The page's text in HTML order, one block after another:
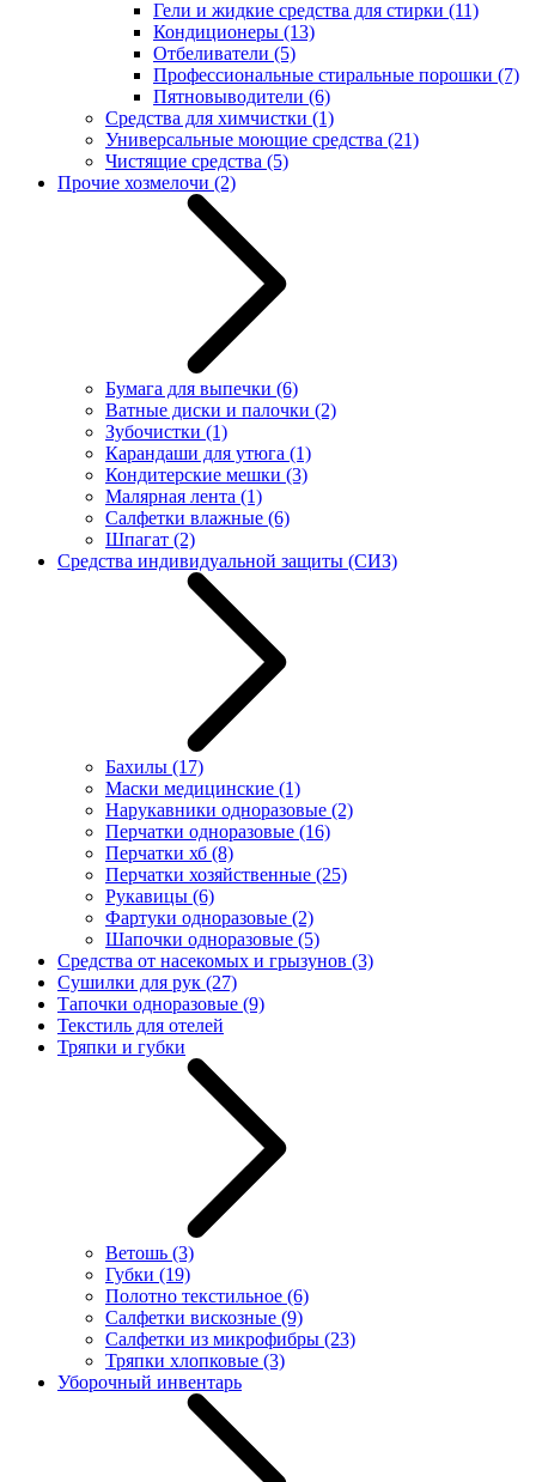
Гели и жидкие средства для стирки (11)
Кондиционеры (13)
Отбеливатели (5)
Профессиональные стиральные порошки (7)
Пятновыводители (6)
Средства для химчистки (1)
Универсальные моющие средства (21)
Чистящие средства (5)
Прочие хозмелочи (2)
Бумага для выпечки (6)
Ватные диски и палочки (2)
Зубочистки (1)
Карандаши для утюга (1)
Кондитерские мешки (3)
Малярная лента (1)
Салфетки влажные (6)
Шпагат (2)
Средства индивидуальной защиты (СИЗ)
Бахилы (17)
Маски медицинские (1)
Нарукавники одноразовые (2)
Перчатки одноразовые (16)
Перчатки хб (8)
Перчатки хозяйственные (25)
Рукавицы (6)
Фартуки одноразовые (2)
Шапочки одноразовые (5)
Средства от насекомых и грызунов (3)
Сушилки для рук (27)
Тапочки одноразовые (9)
Текстиль для отелей
Тряпки и губки
Ветошь (3)
Губки (19)
Полотно текстильное (6)
Салфетки вискозные (9)
Салфетки из микрофибры (23)
Тряпки хлопковые (3)
Уборочный инвентарь